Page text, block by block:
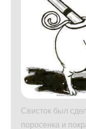
Свисток был
поросенка и